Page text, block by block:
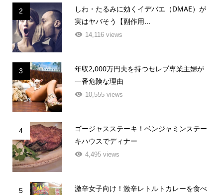
2
しわ・たるみに効くイデバエ（DMAE）が
実はヤバそう【副作用...
14,116 views
3
年収2,000万円夫を持つセレブ専業主婦が
一番危険な理由
10,555 views
4
ゴージャスステーキ！ベンジャミンステー
キハウスでディナー
4,495 views
5
激辛女子向け！激辛レトルトカレーを食べ